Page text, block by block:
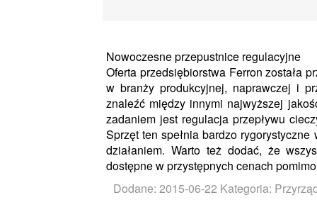
Nowoczesne przepustnice regulacyjne
Oferta przedsiębiorstwa Ferron została
w branży produkcyjnej, naprawczej i
znaleźć między innymi najwyższej
zadaniem jest regulacja przepływu
Sprzęt ten spełnia bardzo
działaniem. Warto też dodać, że
dostępne w przystępnych cenach
Dodane: 2015-06-22 Kategoria: